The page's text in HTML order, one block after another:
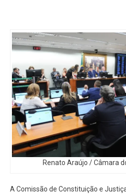
Renato Araújo / Câmara
A Comissão de Constituição e